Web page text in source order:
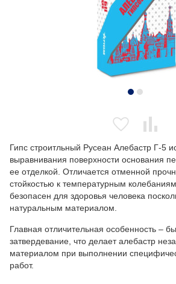
Гипс строитльный Русеан Алебастр Г-5
выравнивания поверхности основания
ее отделкой. Отличается отменной
стойкостью к температурным
безопасен для здоровья человека
натуральным материалом.
Главная отличительная особенность –
затвердевание, что делает алебастр
материалом при выполнении
работ.